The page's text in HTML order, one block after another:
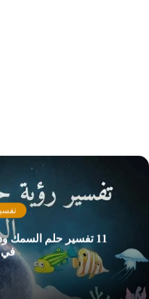
11 تفسير حلم السمك
في